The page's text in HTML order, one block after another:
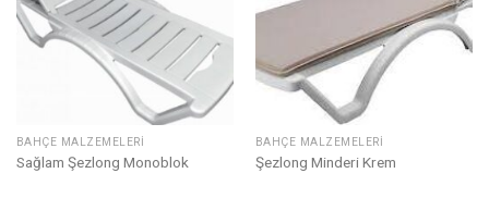
BAHÇE MALZEMELERI
Sağlam Şezlong Monoblok
BAHÇE MALZEMELERI
Şezlong Minderi Krem